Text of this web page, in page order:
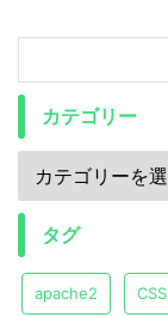
カテゴリー
タグ
apache2 CSS